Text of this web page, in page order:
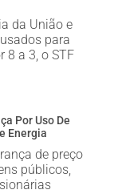
da União e
para
8 a 3, o STF
Por Uso De
Energia
de preço
públicos,